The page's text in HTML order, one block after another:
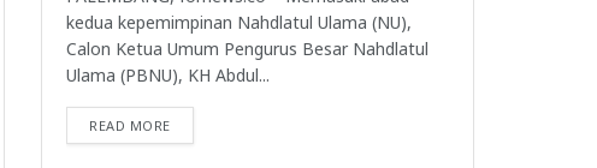
kedua kepemimpinan Nahdlatul Ulama (NU),
Calon Ketua Umum Pengurus Besar Nahdlatul
Ulama (PBNU), KH Abdul...
READ MORE